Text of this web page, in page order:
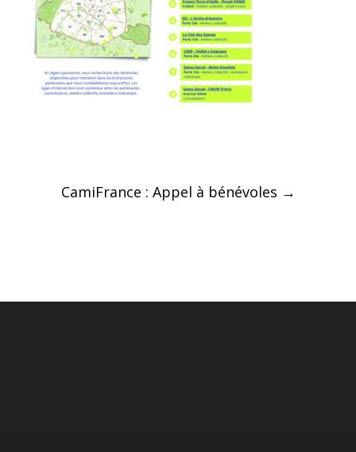
PostCamiFrance : Appel à bénévoles →